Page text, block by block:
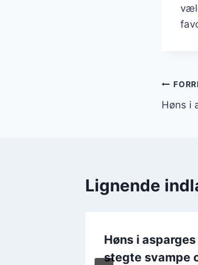
Høns i
Lignende
Høns i
stegte svampe